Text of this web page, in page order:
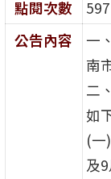
點閱次數
597
公告內容
一
南
二
如
(一
及